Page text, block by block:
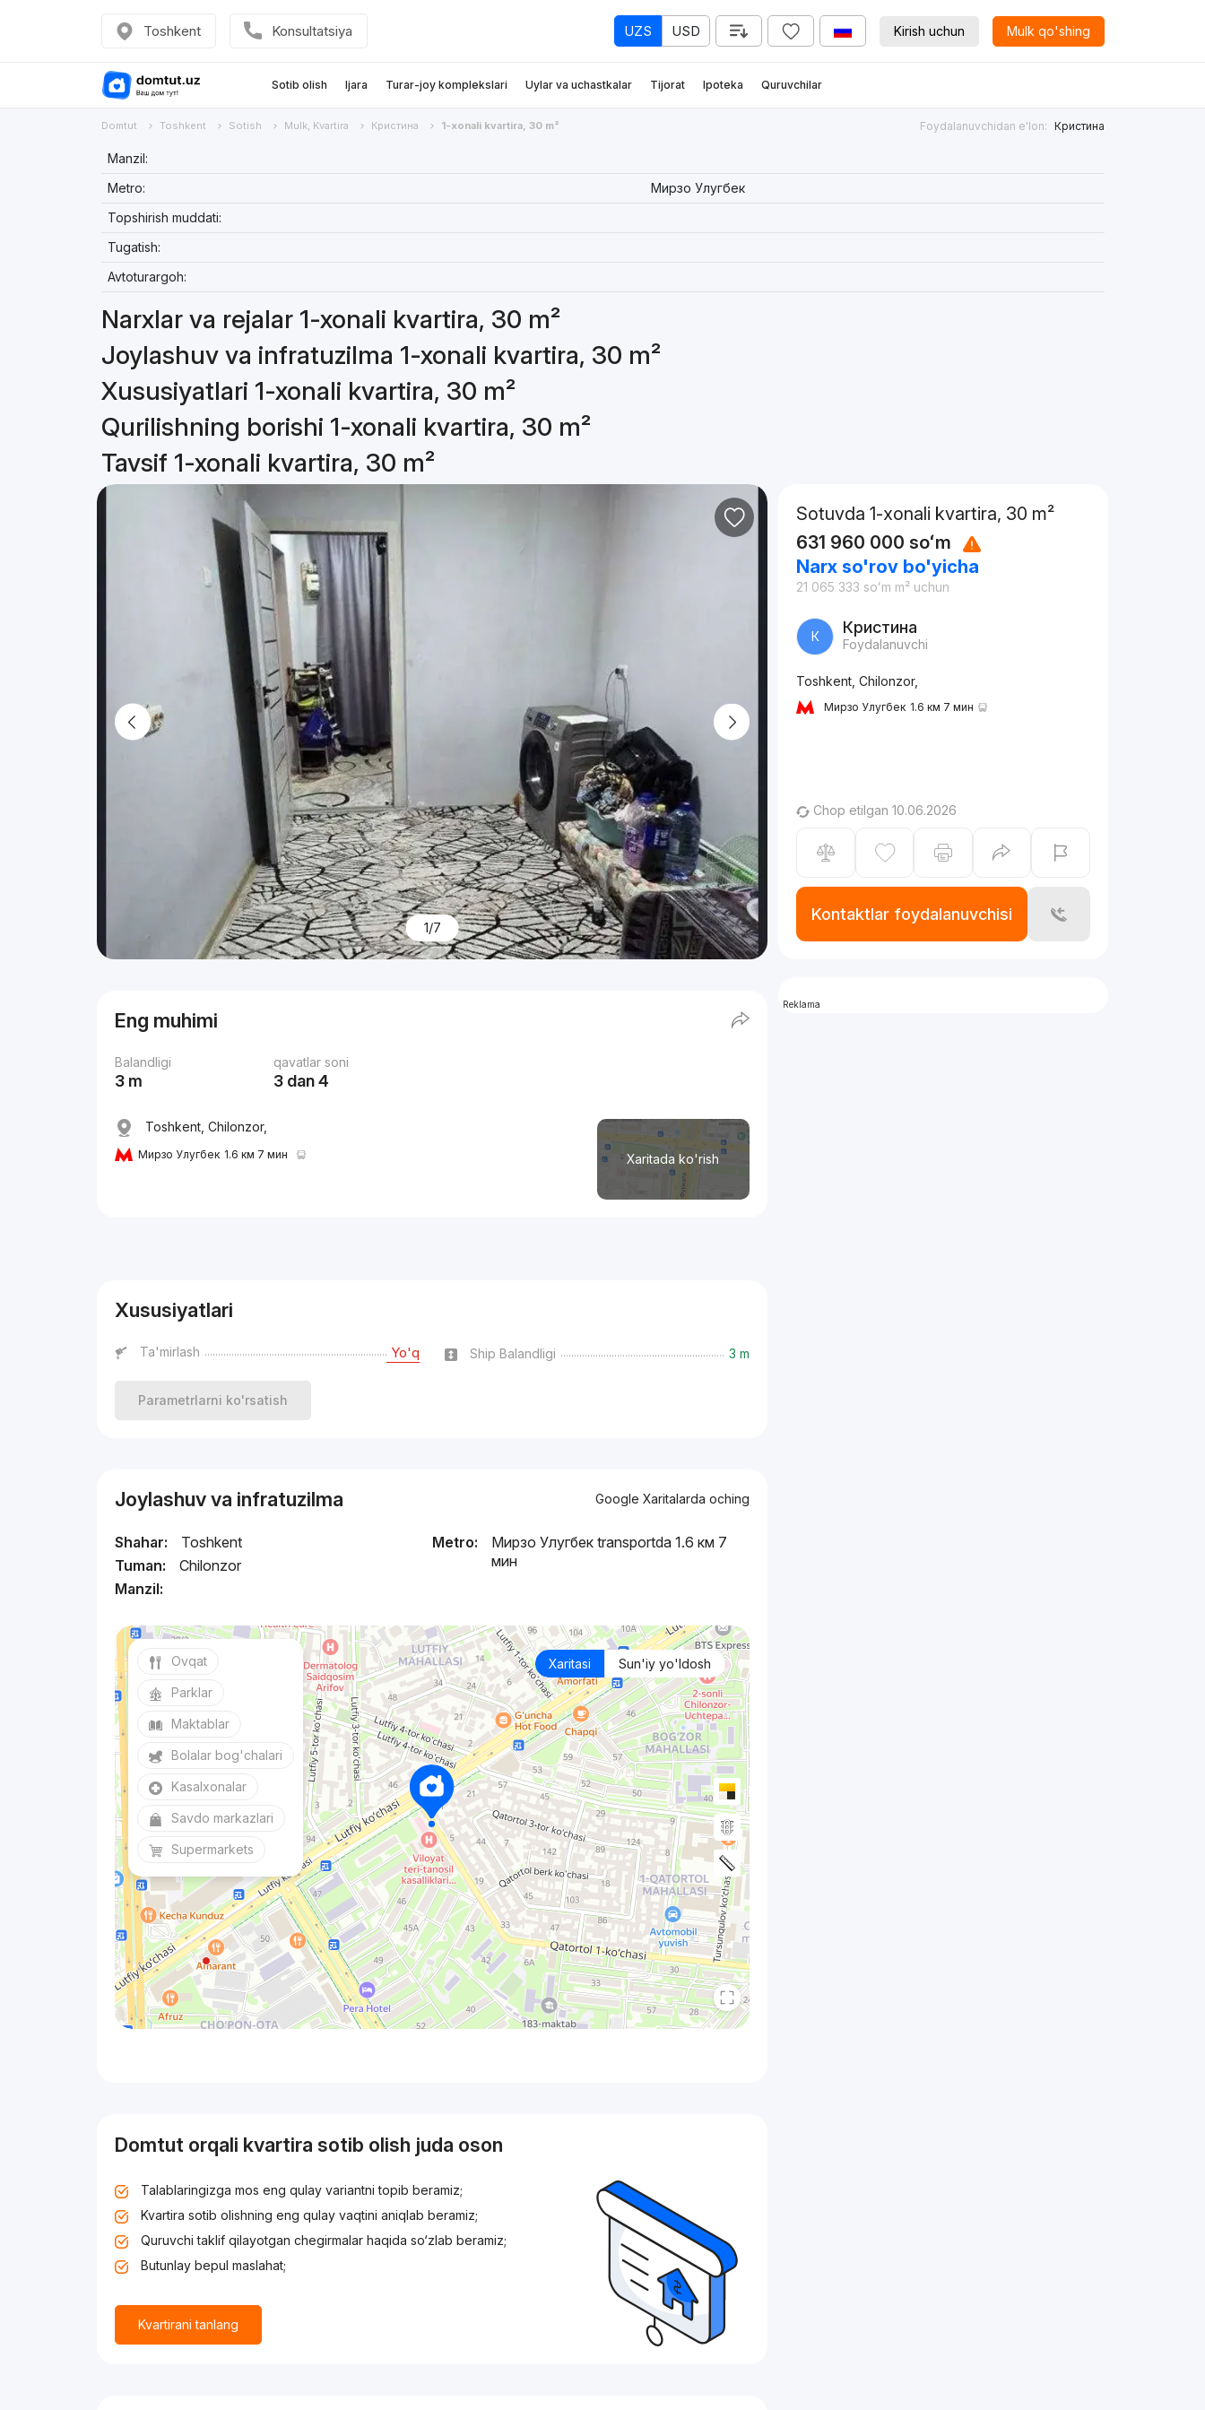
Toshkent Konsultatsiya UZS USD Kirish uchun Mulk qo'shing
Sotib olish Ijara Turar-joy komplekslari Uylar va uchastkalar Tijorat Ipoteka Quruvchilar
Domtut Toshkent Sotish Mulk, Kvartira Кристина 1-xonali kvartira, 30 m² Foydalanuvchidan e'lon: Кристина
Manzil:
Metro:
Мирзо Улугбек
Topshirish muddati:
Tugatish:
Avtoturargoh:
Narxlar va rejalar 1-xonali kvartira, 30 m²
Joylashuv va infratuzilma 1-xonali kvartira, 30 m²
Xususiyatlari 1-xonali kvartira, 30 m²
Qurilishning borishi 1-xonali kvartira, 30 m²
Tavsif 1-xonali kvartira, 30 m²
1/7
Eng muhimi
Balandligi
3 m
qavatlar soni
3 dan 4
Xaritada ko'rish
Toshkent, Chilonzor,
Мирзо Улугбек 1.6 км 7 мин
Xususiyatlari
Ta'mirlash Yo'q Ship Balandligi 3 m
Parametrlarni ko'rsatish
Joylashuv va infratuzilma Google Xaritalarda oching
Shahar:
Toshkent
Tuman:
Chilonzor
Manzil:
Metro:
Мирзо Улугбек transportda 1.6 км 7
мин
Xaritasi Sun'iy yo'ldosh
Ovqat
Parklar
Maktablar
Bolalar bog'chalari
Kasalxonalar
Savdo markazlari
Supermarkets
Domtut orqali kvartira sotib olish juda oson
Talablaringizga mos eng qulay variantni topib beramiz;
Kvartira sotib olishning eng qulay vaqtini aniqlab beramiz;
Quruvchi taklif qilayotgan chegirmalar haqida so‘zlab beramiz;
Butunlay bepul maslahat;
Kvartirani tanlang
Sotuvda 1-xonali kvartira, 30 m²
631 960 000 soʻm
Narx so'rov bo'yicha
21 065 333 soʻm m² uchun
К Кристина
Foydalanuvchi
Toshkent, Chilonzor,
Мирзо Улугбек 1.6 км 7 мин
Chop etilgan 10.06.2026
Kontaktlar foydalanuvchisi
Reklama